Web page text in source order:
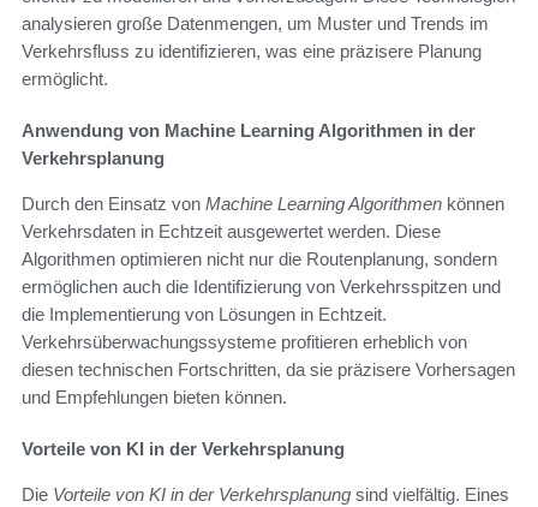
analysieren große Datenmengen, um Muster und Trends im
Verkehrsfluss zu identifizieren, was eine präzisere Planung
ermöglicht.
Anwendung von Machine Learning Algorithmen in der
Verkehrsplanung
Durch den Einsatz von Machine Learning Algorithmen können
Verkehrsdaten in Echtzeit ausgewertet werden. Diese
Algorithmen optimieren nicht nur die Routenplanung, sondern
ermöglichen auch die Identifizierung von Verkehrsspitzen und
die Implementierung von Lösungen in Echtzeit.
Verkehrsüberwachungssysteme profitieren erheblich von
diesen technischen Fortschritten, da sie präzisere Vorhersagen
und Empfehlungen bieten können.
Vorteile von KI in der Verkehrsplanung
Die Vorteile von KI in der Verkehrsplanung sind vielfältig. Eines